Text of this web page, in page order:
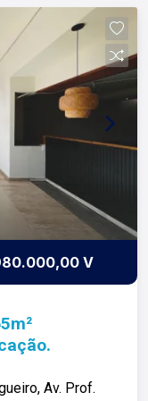
sentido
com
V
Av. Prof.